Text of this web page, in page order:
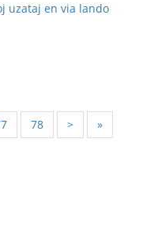
uzataj en via lando
78 > »